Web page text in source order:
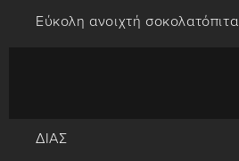
Εύκολη ανοιχτή σοκολατόπιτα
ΔΙΑΣ